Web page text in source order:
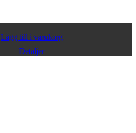
Lägg till i varukorg
Detaljer